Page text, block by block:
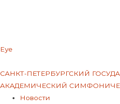
Eye
САНКТ-ПЕТЕРБУРГСКИЙ
АКАДЕМИЧЕСКИЙ
Меню Новости